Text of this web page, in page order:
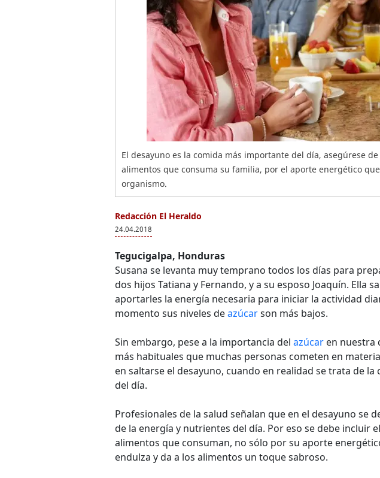
El desayuno es la comida más importante del día, asegúrese
alimentos que consuma su familia, por el aporte energético
organismo.
Redacción El Heraldo
24.04.2018
Tegucigalpa, Honduras
Susana se levanta muy temprano todos los días para
dos hijos Tatiana y Fernando, y a su esposo Joaquín. Ella
aportarles la energía necesaria para iniciar la actividad
momento sus niveles deazúcarson más bajos.
Sin embargo, pese a la importancia del azúcar en nuestra
más habituales que muchas personas cometen en
en saltarse el desayuno, cuando en realidad se trata de
del día.
Profesionales de la salud señalan que en el desayuno se
de la energía y nutrientes del día. Por eso se debe incluir el
alimentos que consuman, no sólo por su aporte
endulza y da a los alimentos un toque sabroso.